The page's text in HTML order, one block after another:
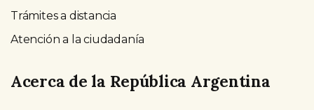
Trámites a distancia
Atención a la ciudadanía
Acerca de la República Argentina